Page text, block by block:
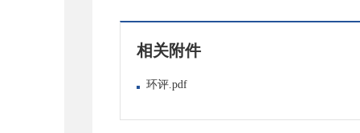
相关附件
环评.pdf